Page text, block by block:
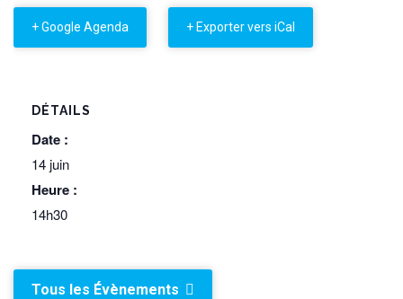
+ Google Agenda + Exporter vers iCal
DÉTAILS
Date :
14 juin
Heure :
14h30
Tous les Évènements